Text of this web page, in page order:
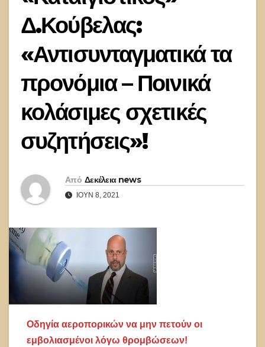
Δ.Κούβελας:
«Αντισυνταγματικά τα
προνόμια – Ποινικά
κολάσιμες σχετικές
συζητήσεις»!
Από Δεκέλεια news
ΙΟΎΝ 8, 2021
Οδηγία αεροπορικών να μην πετούν οι
εμβολιασμένοι λόγω θρομβώσεων!